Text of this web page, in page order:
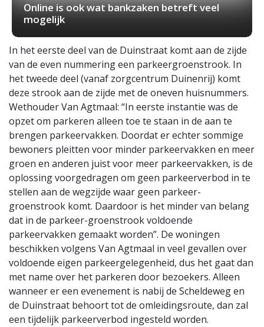
Online is ook wat bankzaken betreft veel
mogelijk
In het eerste deel van de Duinstraat komt aan de zijde
van de even nummering een parkeergroenstrook. In
het tweede deel (vanaf zorgcentrum Duinenrij) komt
deze strook aan de zijde met de oneven huisnummers.
Wethouder Van Agtmaal: “In eerste instantie was de
opzet om parkeren alleen toe te staan in de aan te
brengen parkeervakken. Doordat er echter sommige
bewoners pleitten voor minder parkeervakken en meer
groen en anderen juist voor meer parkeervakken, is de
oplossing voorgedragen om geen parkeerverbod in te
stellen aan de wegzijde waar geen parkeer-
groenstrook komt. Daardoor is het minder van belang
dat in de parkeer-groenstrook voldoende
parkeervakken gemaakt worden”. De woningen
beschikken volgens Van Agtmaal in veel gevallen over
voldoende eigen parkeergelegenheid, dus het gaat dan
met name over het parkeren door bezoekers. Alleen
wanneer er een evenement is nabij de Scheldeweg en
de Duinstraat behoort tot de omleidingsroute, dan zal
een tijdelijk parkeerverbod ingesteld worden.